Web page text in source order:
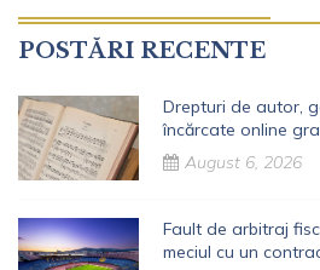
POSTĂRI RECENTE
Drepturi de autor,
încărcate online
August 6, 2026
Fault de arbitraj
meciul cu un